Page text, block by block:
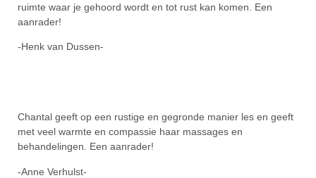
ruimte waar je gehoord wordt en tot rust kan komen. Een
aanrader!
-Henk van Dussen-
Chantal geeft op een rustige en gegronde manier les en geeft
met veel warmte en compassie haar massages en
behandelingen. Een aanrader!
-Anne Verhulst-